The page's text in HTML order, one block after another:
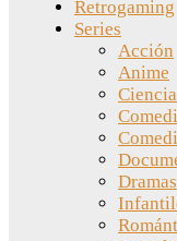
Retrogaming
Series
Acción
Anime
Dramas